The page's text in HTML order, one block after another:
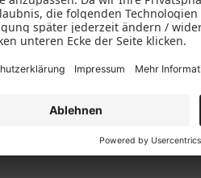
| Oberfläche Altaussee |
Black Line Paket